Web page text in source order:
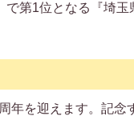
第1位となる『埼
年を迎えます。記念